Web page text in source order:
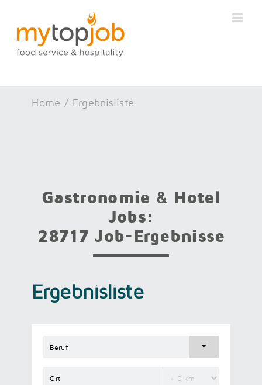
springen
Home Ergebnisliste
Gastronomie & Hotel
Jobs:
28717 Job-Ergebnisse
Ergebnisliste